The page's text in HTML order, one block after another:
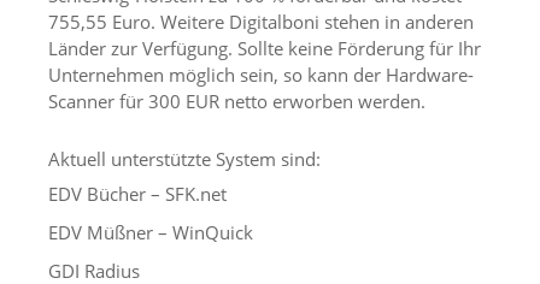
755,55 Euro. Weitere Digitalboni stehen in anderen
Länder zur Verfügung. Sollte keine Förderung für Ihr
Unternehmen möglich sein, so kann der Hardware-
Scanner für 300 EUR netto erworben werden.
Aktuell unterstützte System sind:
EDV Bücher – SFK.net
EDV Müßner – WinQuick
GDI Radius